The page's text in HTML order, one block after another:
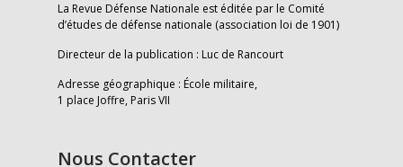
La Revue Défense Nationale est éditée par le Comité
d’études de défense nationale (association loi de 1901)
Directeur de la publication : Luc de Rancourt
Adresse géographique : École militaire,
1 place Joffre, Paris VII
Nous Contacter